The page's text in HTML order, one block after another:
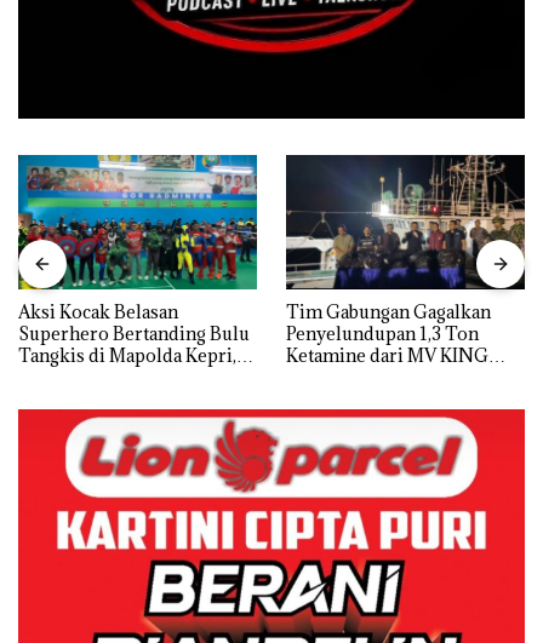
Aksi Kocak Belasan
Superhero Bertanding Bulu
Tangkis di Mapolda Kepri,
Tim Gabungan Gagalkan
Penyelundupan 1,3 Ton
Ketamine dari MV KING